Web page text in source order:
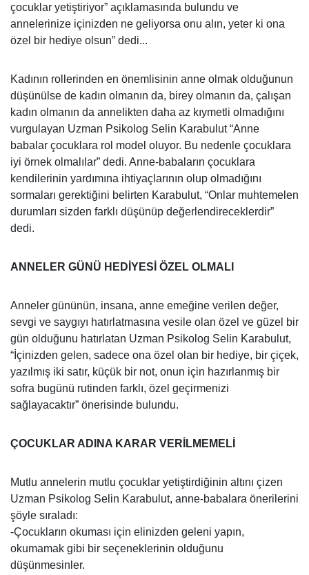
çocuklar yetiştiriyor” açıklamasında bulundu ve
annelerinize içinizden ne geliyorsa onu alın, yeter ki ona
özel bir hediye olsun” dedi...
Kadının rollerinden en önemlisinin anne olmak olduğunun
düşünülse de kadın olmanın da, birey olmanın da, çalışan
kadın olmanın da annelikten daha az kıymetli olmadığını
vurgulayan Uzman Psikolog Selin Karabulut “Anne
babalar çocuklara rol model oluyor. Bu nedenle çocuklara
iyi örnek olmalılar” dedi. Anne-babaların çocuklara
kendilerinin yardımına ihtiyaçlarının olup olmadığını
sormaları gerektiğini belirten Karabulut, “Onlar muhtemelen
durumları sizden farklı düşünüp değerlendireceklerdir”
dedi.
ANNELER GÜNÜ HEDİYESİ ÖZEL OLMALI
Anneler gününün, insana, anne emeğine verilen değer,
sevgi ve saygıyı hatırlatmasına vesile olan özel ve güzel bir
gün olduğunu hatırlatan Uzman Psikolog Selin Karabulut,
“İçinizden gelen, sadece ona özel olan bir hediye, bir çiçek,
yazılmış iki satır, küçük bir not, onun için hazırlanmış bir
sofra bugünü rutinden farklı, özel geçirmenizi
sağlayacaktır” önerisinde bulundu.
ÇOCUKLAR ADINA KARAR VERİLMEMELİ
Mutlu annelerin mutlu çocuklar yetiştirdiğinin altını çizen
Uzman Psikolog Selin Karabulut, anne-babalara önerilerini
şöyle sıraladı:
-Çocukların okuması için elinizden geleni yapın,
okumamak gibi bir seçeneklerinin olduğunu
düşünmesinler.